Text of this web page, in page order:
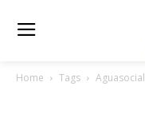
Home Tags Aguasocial